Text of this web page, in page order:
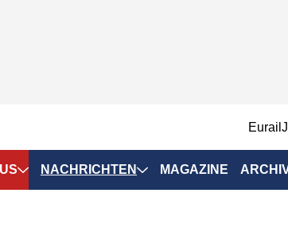
NACHRICHTEN MAGAZINE